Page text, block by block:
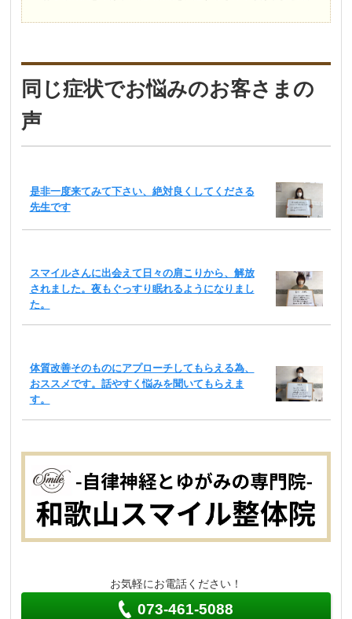
同じ症状でお悩みのお客さまの
声
是非一度来てみて下さい、絶対良くしてくださる
先生です
スマイルさんに出会えて日々の肩こりから、解放
されました。夜もぐっすり眠れるようになりまし
た。
体質改善そのものにアプローチしてもらえる為、
おススメです。話やすく悩みを聞いてもらえま
す。
お気軽にお電話ください！
073-461-5088